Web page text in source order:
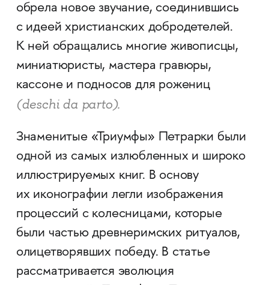
обрела новое звучание, соединившись
с идеей христианских добродетелей.
К ней обращались многие живописцы,
миниатюристы, мастера гравюры,
кассоне и подносов для рожениц
(deschi da parto).
Знаменитые «Триумфы» Петрарки были
одной из самых излюбленных и широко
иллюстрируемых книг. В основу
их иконографии легли изображения
процессий с колесницами, которые
были частью древнеримских ритуалов,
олицетворявших победу. В статье
рассматривается эволюция